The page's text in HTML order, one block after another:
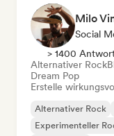
Milo
Social
> 1400
Alternativer Rock
Dream Pop
Erstelle
Alternativer Rock
Experimenteller